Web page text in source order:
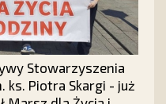
Stowarzyszenia
ks. Piotra Skargi - już